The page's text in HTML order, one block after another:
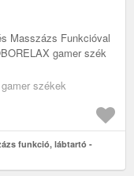
Masszázs Funkcióval
gamer szék
székek
funkció, lábtartó -